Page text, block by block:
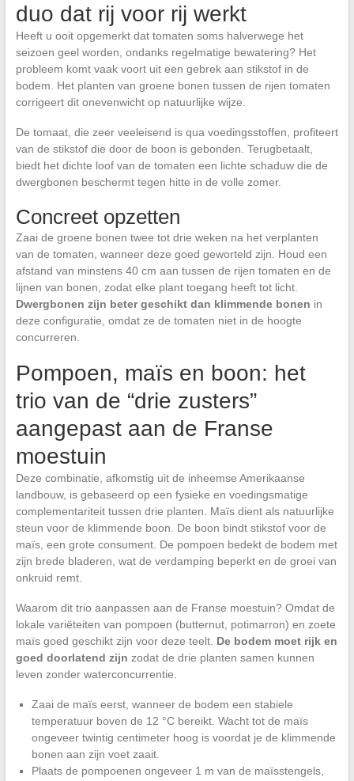
duo dat rij voor rij werkt
Heeft u ooit opgemerkt dat tomaten soms halverwege het
seizoen geel worden, ondanks regelmatige bewatering? Het
probleem komt vaak voort uit een gebrek aan stikstof in de
bodem. Het planten van groene bonen tussen de rijen tomaten
corrigeert dit onevenwicht op natuurlijke wijze.
De tomaat, die zeer veeleisend is qua voedingsstoffen, profiteert
van de stikstof die door de boon is gebonden. Terugbetaalt,
biedt het dichte loof van de tomaten een lichte schaduw die de
dwergbonen beschermt tegen hitte in de volle zomer.
Concreet opzetten
Zaai de groene bonen twee tot drie weken na het verplanten
van de tomaten, wanneer deze goed geworteld zijn. Houd een
afstand van minstens 40 cm aan tussen de rijen tomaten en de
lijnen van bonen, zodat elke plant toegang heeft tot licht.
Dwergbonen zijn beter geschikt dan klimmende bonen in
deze configuratie, omdat ze de tomaten niet in de hoogte
concurreren.
Pompoen, maïs en boon: het
trio van de “drie zusters”
aangepast aan de Franse
moestuin
Deze combinatie, afkomstig uit de inheemse Amerikaanse
landbouw, is gebaseerd op een fysieke en voedingsmatige
complementariteit tussen drie planten. Maïs dient als natuurlijke
steun voor de klimmende boon. De boon bindt stikstof voor de
maïs, een grote consument. De pompoen bedekt de bodem met
zijn brede bladeren, wat de verdamping beperkt en de groei van
onkruid remt.
Waarom dit trio aanpassen aan de Franse moestuin? Omdat de
lokale variëteiten van pompoen (butternut, potimarron) en zoete
maïs goed geschikt zijn voor deze teelt. De bodem moet rijk en
goed doorlatend zijn zodat de drie planten samen kunnen
leven zonder waterconcurrentie.
Zaai de maïs eerst, wanneer de bodem een stabiele
temperatuur boven de 12 °C bereikt. Wacht tot de maïs
ongeveer twintig centimeter hoog is voordat je de klimmende
bonen aan zijn voet zaait.
Plaats de pompoenen ongeveer 1 m van de maïsstengels,